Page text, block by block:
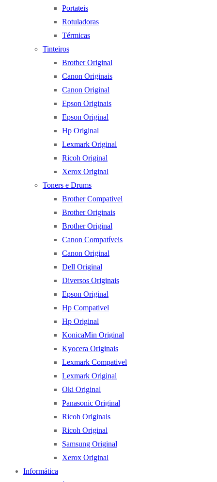
Portateis
Rotuladoras
Térmicas
Tinteiros
Brother Original
Canon Originais
Canon Original
Epson Originais
Epson Original
Hp Original
Lexmark Original
Ricoh Original
Xerox Original
Toners e Drums
Brother Compativel
Brother Originais
Brother Original
Canon Compatíveis
Canon Original
Dell Original
Diversos Originais
Epson Original
Hp Compativel
Hp Original
KonicaMin Original
Kyocera Originais
Lexmark Compativel
Lexmark Original
Oki Original
Panasonic Original
Ricoh Originais
Ricoh Original
Samsung Original
Xerox Original
Informática